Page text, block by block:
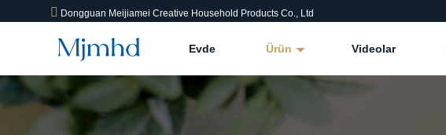
Dongguan Meijiamei Creative Household Products Co., Ltd
Evde Ürün Videolar